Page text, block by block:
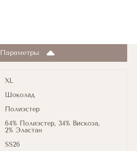
Параметры
XL
Шоколад
Полиэстер
64% Полиэстер, 34% Вискоза,
2% Эластан
SS26